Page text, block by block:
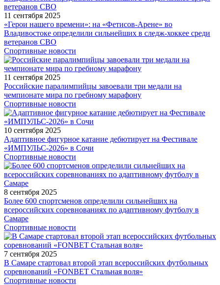
11 сентября 2025
«Герои нашего времени»: на «Фетисов-Арене» во
Владивостоке определили сильнейших в следж-хоккее среди
ветеранов СВО
Спортивные новости
11 сентября 2025
Российские паралимпийцы завоевали три медали на
чемпионате мира по гребному марафону
Спортивные новости
10 сентября 2025
Адаптивное фигурное катание дебютирует на Фестивале
«ИМПУЛЬС-2026» в Сочи
Спортивные новости
8 сентября 2025
Более 600 спортсменов определили сильнейших на
всероссийских соревнованиях по адаптивному футболу в
Самаре
Спортивные новости
7 сентября 2025
В Самаре стартовал второй этап всероссийских футбольных
соревнований «FONBET Стальная воля»
Спортивные новости